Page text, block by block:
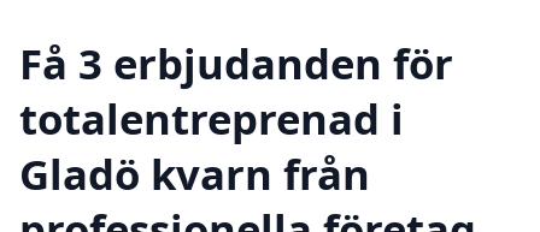
Få 3 erbjudanden för
totalentreprenad i
Gladö kvarn från